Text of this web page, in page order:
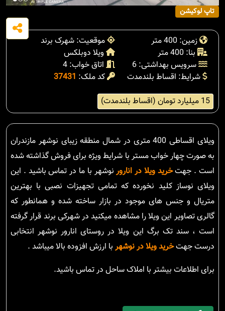
تاپ لوکیشن
زمین: 400 متر
موقعیت: شهرک برند
بنا: 400 متر
ویلا دوبلکس
سرویس بهداشتی: 6
اتاق خواب: 4
شرایط: اقساط بلندمدت
کد ملک: 37431
15 میلیارد تومان (اقساط بلندمدت)
ویلای اقساطی 400 متری در شمال منطقه زیبای نوشهر مازندران
به صورت چهار خواب مستر با شرایط ویژه برای فروش گذاشته شده
است . جهتخرید ویلا در انارورنوشهر با ما در تماس باشید . این
ویلای نوساز کلید نخورده که تمامی تجهیزات نصبی با بهترین
متریال و جنس های موجود در بازار ساخته شده و همانطور که
گالری تصاویر این ویلا را مشاهده میکنید در شهرکی برند قرار گرفته
است ، سند تک برگ این ویلا در روستای انارور نوشهر انتخابی
درست جهتخرید ویلا در نوشهر با ارزش افزوده بالا میباشد .
برای اطلاعات بیشتر با املاک ساحل در تماس باشید.